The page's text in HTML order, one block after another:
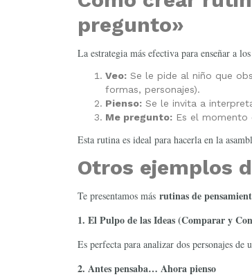
pregunto»
La estrategia más efectiva para enseñar a
Veo: Se le pide al niño que
formas, personajes).
Pienso: Se le invita a
Me pregunto: Es el momento
Esta rutina es ideal para hacerla en la
Otros ejemplos
Te presentamos más rutinas de
1. El Pulpo de las Ideas (Comparar y
Es perfecta para analizar dos personajes
2. Antes pensaba… Ahora pienso